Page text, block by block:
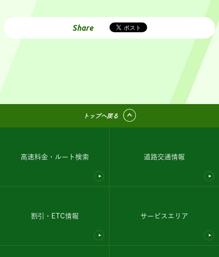
Share
トップへ戻る
高速料金・ルート検索 道路交通情報
割引・ETC情報 サービスエリア